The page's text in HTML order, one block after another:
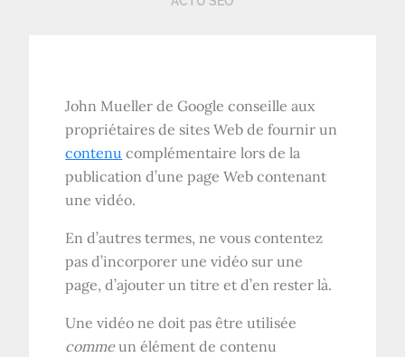
John Mueller de Google conseille aux
propriétaires de sites Web de fournir un
contenu complémentaire lors de la
publication d’une page Web contenant
une vidéo.
En d’autres termes, ne vous contentez
pas d’incorporer une vidéo sur une
page, d’ajouter un titre et d’en rester là.
Une vidéo ne doit pas être utilisée
commeun élément de contenu